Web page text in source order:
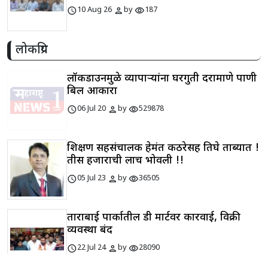
schedule10 Aug 26 personbyvisibility187
लोकप्रिय
लॉकडाउनमुळे व्यापाऱ्यांना घरगुती दराप्रमाणे पाणी
बिल आकारा
schedule06 Jul 20 personbyvisibility529878
शिक्षण सहसंचालक हेमंत कठरेसह तिघे ताब्यात !
तीस हजाराची लाच भोवली !!
schedule05 Jul 23 personbyvisibility36505
ताराबाई पार्कातील डी मार्टवर कारवाई, विक्री
व्यवस्था बंद
schedule22 Jul 24 personbyvisibility28090